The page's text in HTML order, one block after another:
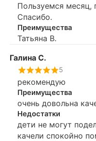
Пользуемся месяц,
Спасибо.
Преимущества
Татьяна В.
Галина С.
5
рекомендую
Преимущества
очень довольна
Недостатки
дети не могут
качели спокойно